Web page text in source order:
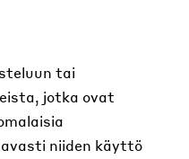
tai
jotka ovat
niiden käyttö